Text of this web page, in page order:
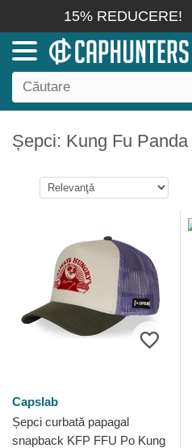
15% REDUCERE!
Șepci: Kung Fu Panda
Capslab
Șepci curbată papagal
snapback KFP FFU Po Kung